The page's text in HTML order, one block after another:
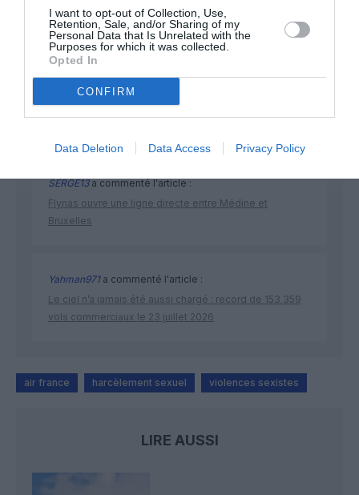
I want to opt-out of Collection, Use,
Retention, Sale, and/or Sharing of my
Personal Data that Is Unrelated with the
Purposes for which it was collected.
Opted In
CONFIRM
Data Deletion Data Access Privacy Policy
DERNIERS COMMENTAIRES
SERGE13a commenté l'article :
Flynas ouvre une ligne directe entre Médine et
Bruxelles
Yahman971a commenté l'article :
Le ciel n’a jamais été aussi chargé : record de 153 359
vols commerciaux le 23 juillet 2026
air france harcèlement sexuel violences sexistes
LIRE AUSSI